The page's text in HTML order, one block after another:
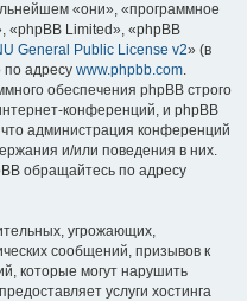
«они», «программное
«phpBB Limited», «phpBB
General Public License v2» (в
адресу www.phpbb.com.
обеспечения phpBB строго
конференций, и phpBB
что администрация конференций
и/или поведения в них.
обращайтесь по адресу
угрожающих,
сообщений, призывов к
которые могут нарушить
услуги хостинга